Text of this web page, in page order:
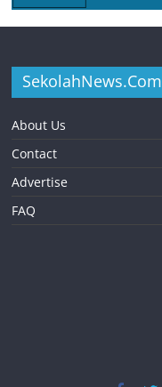
SekolahNews.Com
About Us
Contact
Advertise
FAQ